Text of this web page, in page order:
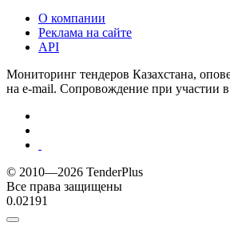
О компании
Реклама на сайте
API
Мониторинг тендеров Казахстана,
на e-mail. Сопровождение при участии в
© 2010—2026 TenderPlus
Все права защищены
0.02191